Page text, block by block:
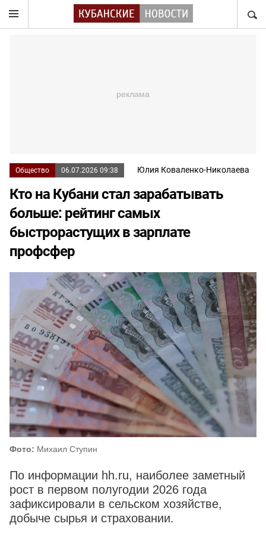
Общество 06.07.2026 09:38 Юлия Коваленко-Николаева
Кто на Кубани стал зарабатывать
больше: рейтинг самых
быстрорастущих в зарплате
профсфер
Фото: Михаил Ступин
По информации hh.ru, наиболее заметный
рост в первом полугодии 2026 года
зафиксировали в сельском хозяйстве,
добыче сырья и страховании.